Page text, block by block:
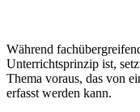
Während
Unterrichtsprinzip ist,
Thema voraus, das von
erfasst werden kann.